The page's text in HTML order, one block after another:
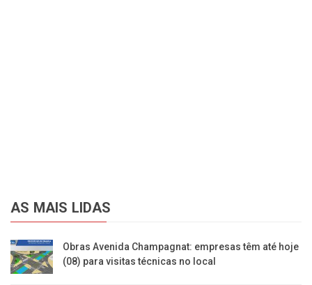
AS MAIS LIDAS
Obras Avenida Champagnat: empresas têm até hoje
(08) para visitas técnicas no local